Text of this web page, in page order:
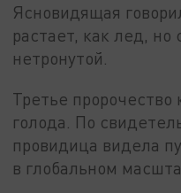
Ясновидящая
растает, как лед, но
нетронутой.
Третье пророчество
голода. По
провидица видела
в глобальном